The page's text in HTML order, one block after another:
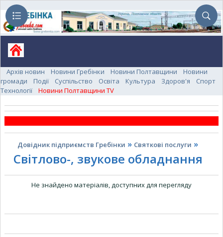
Архів новин Новини Гребінки Новини Полтавщини
Новини
громади
Події Суспільство Освіта Культура Здоров'я
Спорт
Технології
Новини Полтавщини TV
Довідник підприємств Гребінки » Святкові послуги »
Світлово-, звукове обладнання
Не знайдено матеріалів, доступних для перегляду